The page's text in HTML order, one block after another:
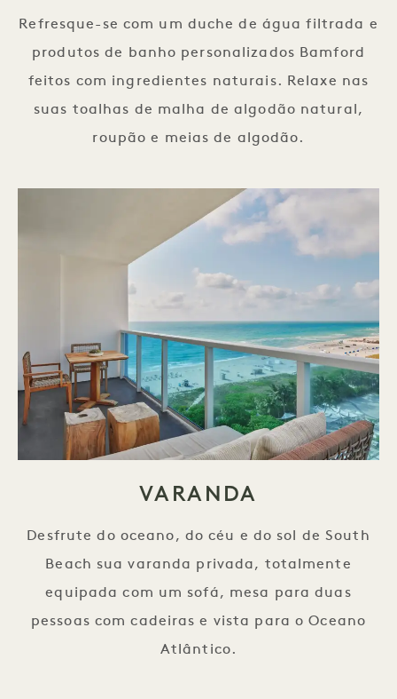
Refresque-se com um duche de água filtrada e
produtos de banho personalizados Bamford
feitos com ingredientes naturais. Relaxe nas
suas toalhas de malha de algodão natural,
roupão e meias de algodão.
VARANDA
Desfrute do oceano, do céu e do sol de South
Beach sua varanda privada, totalmente
equipada com um sofá, mesa para duas
pessoas com cadeiras e vista para o Oceano
Atlântico.